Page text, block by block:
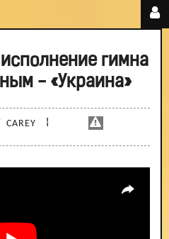
гимна
- «Украина»
CAREY ¦